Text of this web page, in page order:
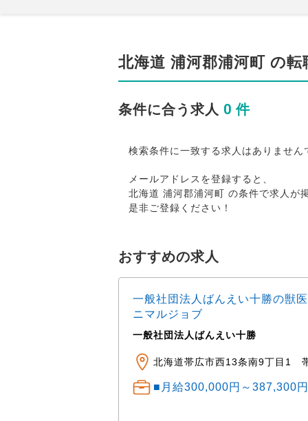
北海道 浦河郡浦河町 の転
条件に合う求人 0 件
検索条件に一致する求人はありません
メールアドレスを登録すると、
北海道 浦河郡浦河町 の条件で求人が
是非ご登録ください！
おすすめの求人
一般社団法人ばんえい十勝の獣
ニマルジョブ
一般社団法人ばんえい十勝
北海道帯広市西13条南9丁目1
■月給300,000円～387,300